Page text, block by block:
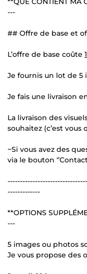
---
## Offre de base et
L’offre de base coûte
Je fournis un lot de 5
Je fais une livraison
La livraison des
souhaitez (c’est
~Si vous avez des
via le bouton
-------------
**OPTIONS
---
5 images ou photos
Je vous propose des